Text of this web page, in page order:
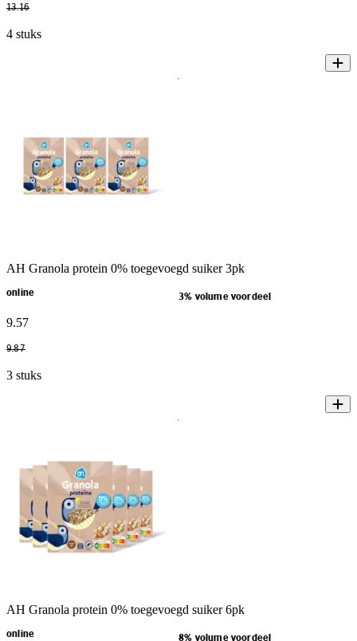
13.16
4 stuks
AH Granola protein 0% toegevoegd suiker 3pk
online 3% volume voordeel
9.57
9.87
3 stuks
AH Granola protein 0% toegevoegd suiker 6pk
online 8% volume voordeel